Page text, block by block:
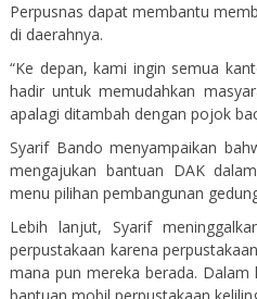
Perpusnas dapat membantu
di daerahnya.
“Ke depan, kami ingin semua
hadir untuk memudahkan
apalagi ditambah dengan pojok
Syarif Bando menyampaikan
mengajukan bantuan DAK
menu pilihan pembangunan
Lebih lanjut, Syarif
perpustakaan karena
mana pun mereka berada.